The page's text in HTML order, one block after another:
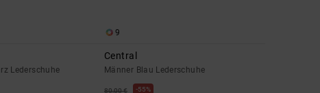
Lederschuhe
9
Central
Männer Blau Lederschuhe
80,00 € 55%